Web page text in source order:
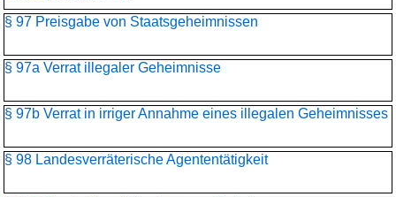
§ 97 Preisgabe von Staatsgeheimnissen
§ 97a Verrat illegaler Geheimnisse
§ 97b Verrat in irriger Annahme eines illegalen Geheimnisses
§ 98 Landesverräterische Agententätigkeit